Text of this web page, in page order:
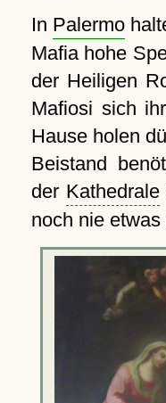
In Palermo
Mafia hohe
der Heiligen
Mafiosi sich
Hause holen
Beistand
der Kathedrale
noch nie